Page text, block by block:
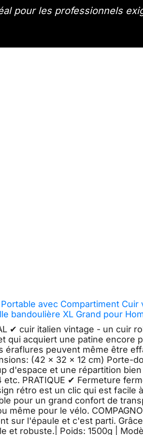
pour les professionnels
avec Compartiment Cuir
bandoulière XL Grand pour
élégant Marron
✔ cuir italien vintage - un cuir
qui acquiert une patine encore
éraflures peuvent même être
(42 x 32 x 12 cm) Porte-
d'espace et une répartition
PRATIQUE ✔ Fermeture
rétro est un clic qui est facile
pour un grand confort de
même pour le vélo.
sur l'épaule et c'est parti.
et robuste.| Poids: 1500g |